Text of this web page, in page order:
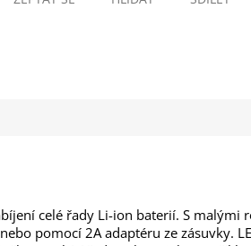
celé řady Li-ion baterií. S malými
pomocí 2A adaptéru ze zásuvky.